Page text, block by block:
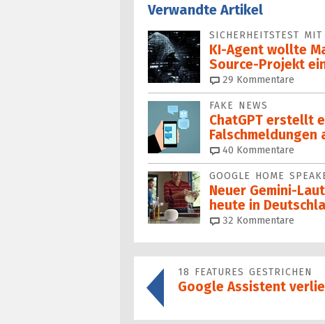
Verwandte Artikel
SICHERHEITSTEST
KI-Agent wollte
Source-Projekt
29 Kommentare
FAKE NEWS
ChatGPT erstellt
Falsch­mel­dungen
40 Kommentare
GOOGLE HOME
Neuer Gemini-
heu­te in
32 Kommentare
18 FEATURES GESTRICHEN
Google Assistent